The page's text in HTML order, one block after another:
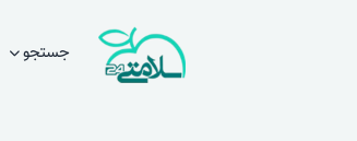
جستجو